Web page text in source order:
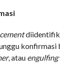
konfirmasi
, atau engulfing